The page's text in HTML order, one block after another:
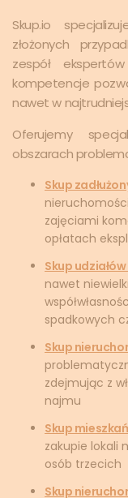
Skup.io
złożonych
zespół
kompetencje
nawet w
Oferujemy
obszarach
Skup
zajęciami
opłatach
Skup
nawet
spadkowych
Skup
zdejmując z
najmu
Skup
zakupie lokali
osób trzecich
Skup